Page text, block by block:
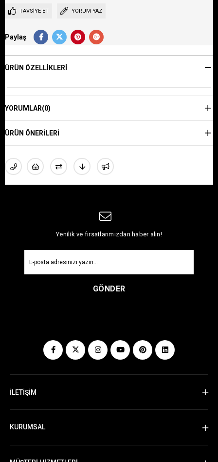
TAVSIYE ET YORUM YAZ
Paylaş
ÜRÜN ÖZELLIKLERI
YORUMLAR(0)
ÜRÜN ÖNERILERI
Yenilik ve fırsatlarımızdan haber alın!
GÖNDER
İLETİŞİM
KURUMSAL